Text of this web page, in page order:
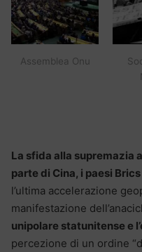
Assemblea Onu
La sfida alla supremazia
parte di Cina, i paesi
l’ultima accelerazione
manifestazione
unipolare statunitense e
percezione di un ordine